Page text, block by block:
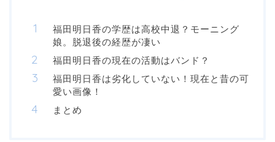
福田明日香の学歴は高校中退？モーニング
娘。脱退後の経歴が凄い
福田明日香の現在の活動はバンド？
福田明日香は劣化していない！現在と昔の可
愛い画像！
まとめ